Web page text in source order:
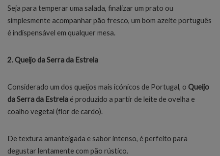
Seja para temperar uma salada, finalizar um prato ou
simplesmente acompanhar pão fresco, um bom azeite português
é indispensável em qualquer mesa.
2. Queijo da Serra da Estrela
Considerado um dos queijos mais icónicos de Portugal, o Queijo
da Serra da Estrela é produzido a partir de leite de ovelha e
coalho vegetal (flor de cardo).
De textura amanteigada e sabor intenso, é perfeito para
degustar lentamente com pão rústico.